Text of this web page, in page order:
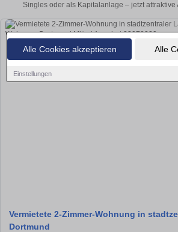
Alle Cookies akzeptieren Alle
Einstellungen
Singles oder als Kapitalanlage – jetzt
Vermietete 2-Zimmer-Wohnung in
Dortmund